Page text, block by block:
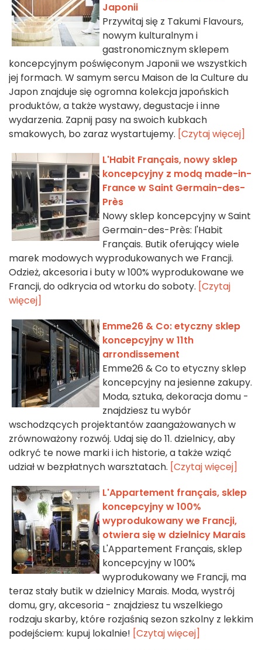
Japonii
Przywitaj się z Takumi Flavours,
nowym kulturalnym i
gastronomicznym sklepem
koncepcyjnym poświęconym Japonii we wszystkich
jej formach. W samym sercu Maison de la Culture du
Japon znajduje się ogromna kolekcja japońskich
produktów, a także wystawy, degustacje i inne
wydarzenia. Zapnij pasy na swoich kubkach
smakowych, bo zaraz wystartujemy. [Czytaj więcej]
L'Habit Français, nowy sklep
koncepcyjny z modą made-in-
France w Saint Germain-des-
Près
Nowy sklep koncepcyjny w Saint
Germain-des-Près: l'Habit
Français. Butik oferujący wiele
marek modowych wyprodukowanych we Francji.
Odzież, akcesoria i buty w 100% wyprodukowane we
Francji, do odkrycia od wtorku do soboty. [Czytaj
więcej]
Emme26 & Co: etyczny sklep
koncepcyjny w 11th
arrondissement
Emme26 & Co to etyczny sklep
koncepcyjny na jesienne zakupy.
Moda, sztuka, dekoracja domu -
znajdziesz tu wybór
wschodzących projektantów zaangażowanych w
zrównoważony rozwój. Udaj się do 11. dzielnicy, aby
odkryć te nowe marki i ich historie, a także wziąć
udział w bezpłatnych warsztatach. [Czytaj więcej]
L'Appartement français, sklep
koncepcyjny w 100%
wyprodukowany we Francji,
otwiera się w dzielnicy Marais
L'Appartement Français, sklep
koncepcyjny w 100%
wyprodukowany we Francji, ma
teraz stały butik w dzielnicy Marais. Moda, wystrój
domu, gry, akcesoria - znajdziesz tu wszelkiego
rodzaju skarby, które rozjaśnią sezon szkolny z lekkim
podejściem: kupuj lokalnie! [Czytaj więcej]